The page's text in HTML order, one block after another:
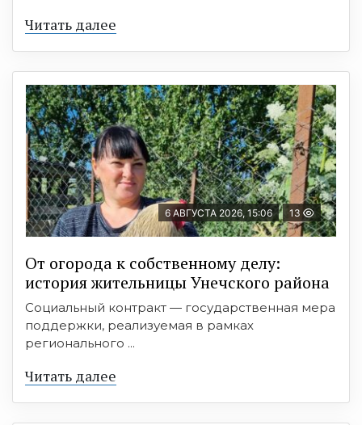
Читать далее
6 АВГУСТА 2026, 15:06 13
От огорода к собственному делу:
история жительницы Унечского района
Социальный контракт — государственная мера
поддержки, реализуемая в рамках
регионального ...
Читать далее